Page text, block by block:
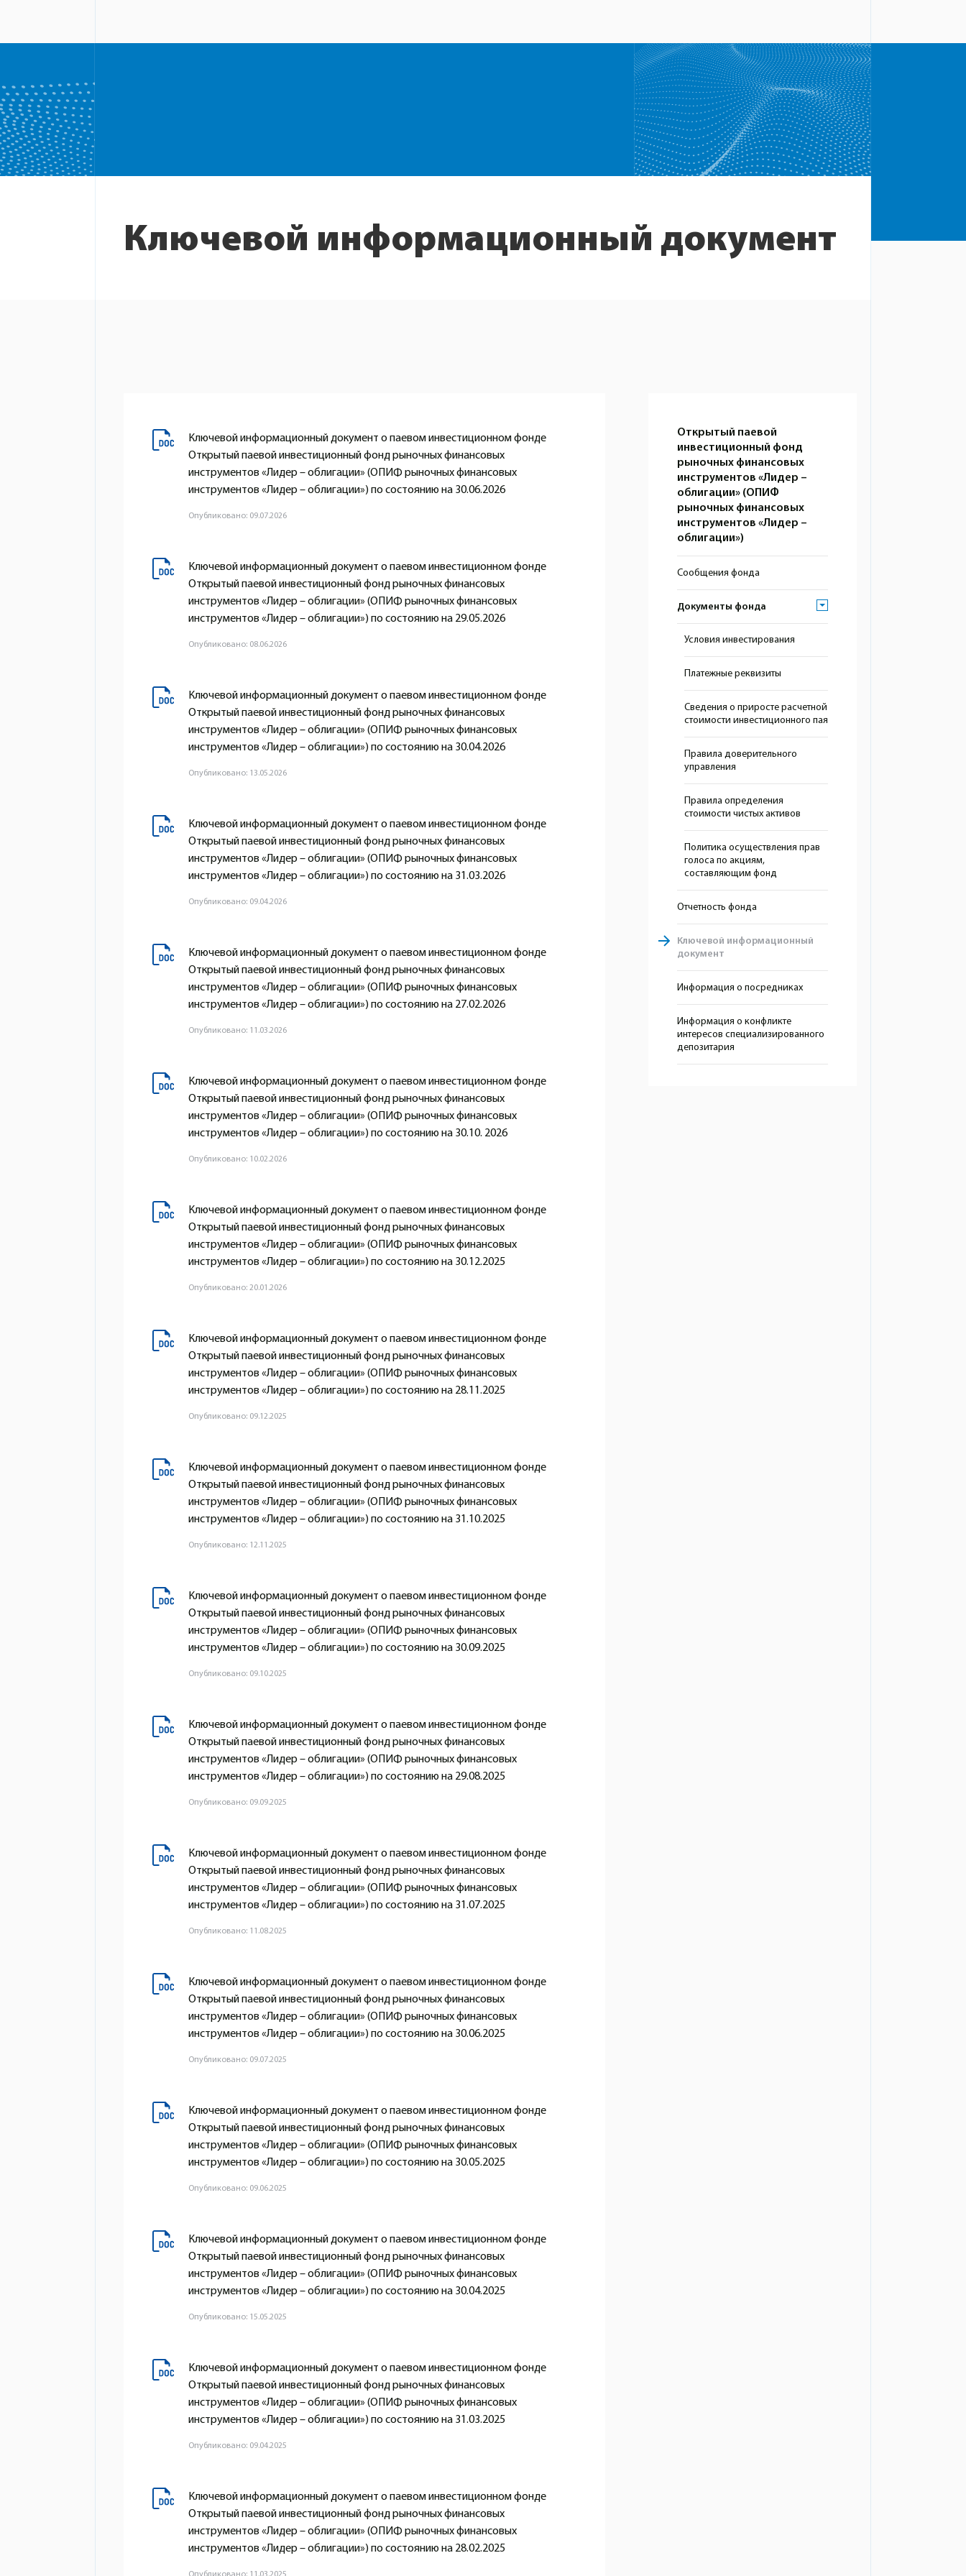
Ключевой информационный документ
Ключевой информационный документ о паевом инвестиционном фонде
Открытый паевой инвестиционный фонд рыночных финансовых
инструментов «Лидер – облигации» (ОПИФ рыночных финансовых
инструментов «Лидер – облигации») по состоянию на 30.06.2026
Опубликовано: 09.07.2026
Ключевой информационный документ о паевом инвестиционном фонде
Открытый паевой инвестиционный фонд рыночных финансовых
инструментов «Лидер – облигации» (ОПИФ рыночных финансовых
инструментов «Лидер – облигации») по состоянию на 29.05.2026
Опубликовано: 08.06.2026
Ключевой информационный документ о паевом инвестиционном фонде
Открытый паевой инвестиционный фонд рыночных финансовых
инструментов «Лидер – облигации» (ОПИФ рыночных финансовых
инструментов «Лидер – облигации») по состоянию на 30.04.2026
Опубликовано: 13.05.2026
Ключевой информационный документ о паевом инвестиционном фонде
Открытый паевой инвестиционный фонд рыночных финансовых
инструментов «Лидер – облигации» (ОПИФ рыночных финансовых
инструментов «Лидер – облигации») по состоянию на 31.03.2026
Опубликовано: 09.04.2026
Ключевой информационный документ о паевом инвестиционном фонде
Открытый паевой инвестиционный фонд рыночных финансовых
инструментов «Лидер – облигации» (ОПИФ рыночных финансовых
инструментов «Лидер – облигации») по состоянию на 27.02.2026
Опубликовано: 11.03.2026
Ключевой информационный документ о паевом инвестиционном фонде
Открытый паевой инвестиционный фонд рыночных финансовых
инструментов «Лидер – облигации» (ОПИФ рыночных финансовых
инструментов «Лидер – облигации») по состоянию на 30.10. 2026
Опубликовано: 10.02.2026
Ключевой информационный документ о паевом инвестиционном фонде
Открытый паевой инвестиционный фонд рыночных финансовых
инструментов «Лидер – облигации» (ОПИФ рыночных финансовых
инструментов «Лидер – облигации») по состоянию на 30.12.2025
Опубликовано: 20.01.2026
Ключевой информационный документ о паевом инвестиционном фонде
Открытый паевой инвестиционный фонд рыночных финансовых
инструментов «Лидер – облигации» (ОПИФ рыночных финансовых
инструментов «Лидер – облигации») по состоянию на 28.11.2025
Опубликовано: 09.12.2025
Ключевой информационный документ о паевом инвестиционном фонде
Открытый паевой инвестиционный фонд рыночных финансовых
инструментов «Лидер – облигации» (ОПИФ рыночных финансовых
инструментов «Лидер – облигации») по состоянию на 31.10.2025
Опубликовано: 12.11.2025
Ключевой информационный документ о паевом инвестиционном фонде
Открытый паевой инвестиционный фонд рыночных финансовых
инструментов «Лидер – облигации» (ОПИФ рыночных финансовых
инструментов «Лидер – облигации») по состоянию на 30.09.2025
Опубликовано: 09.10.2025
Ключевой информационный документ о паевом инвестиционном фонде
Открытый паевой инвестиционный фонд рыночных финансовых
инструментов «Лидер – облигации» (ОПИФ рыночных финансовых
инструментов «Лидер – облигации») по состоянию на 29.08.2025
Опубликовано: 09.09.2025
Ключевой информационный документ о паевом инвестиционном фонде
Открытый паевой инвестиционный фонд рыночных финансовых
инструментов «Лидер – облигации» (ОПИФ рыночных финансовых
инструментов «Лидер – облигации») по состоянию на 31.07.2025
Опубликовано: 11.08.2025
Ключевой информационный документ о паевом инвестиционном фонде
Открытый паевой инвестиционный фонд рыночных финансовых
инструментов «Лидер – облигации» (ОПИФ рыночных финансовых
инструментов «Лидер – облигации») по состоянию на 30.06.2025
Опубликовано: 09.07.2025
Ключевой информационный документ о паевом инвестиционном фонде
Открытый паевой инвестиционный фонд рыночных финансовых
инструментов «Лидер – облигации» (ОПИФ рыночных финансовых
инструментов «Лидер – облигации») по состоянию на 30.05.2025
Опубликовано: 09.06.2025
Ключевой информационный документ о паевом инвестиционном фонде
Открытый паевой инвестиционный фонд рыночных финансовых
инструментов «Лидер – облигации» (ОПИФ рыночных финансовых
инструментов «Лидер – облигации») по состоянию на 30.04.2025
Опубликовано: 15.05.2025
Ключевой информационный документ о паевом инвестиционном фонде
Открытый паевой инвестиционный фонд рыночных финансовых
инструментов «Лидер – облигации» (ОПИФ рыночных финансовых
инструментов «Лидер – облигации») по состоянию на 31.03.2025
Опубликовано: 09.04.2025
Ключевой информационный документ о паевом инвестиционном фонде
Открытый паевой инвестиционный фонд рыночных финансовых
инструментов «Лидер – облигации» (ОПИФ рыночных финансовых
инструментов «Лидер – облигации») по состоянию на 28.02.2025
Опубликовано: 11.03.2025
Открытый паевой
инвестиционный фонд
рыночных финансовых
инструментов «Лидер –
облигации» (ОПИФ
рыночных финансовых
инструментов «Лидер –
облигации»)
Сообщения фонда
Документы фонда
Условия инвестирования
Платежные реквизиты
Сведения о приросте расчетной
стоимости инвестиционного пая
Правила доверительного
управления
Правила определения
стоимости чистых активов
Политика осуществления прав
голоса по акциям,
составляющим фонд
Отчетность фонда
Ключевой информационный
документ
Информация о посредниках
Информация о конфликте
интересов специализированного
депозитария